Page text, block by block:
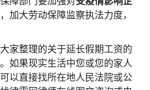
加大劳动保障监察执法力度，
家整理的关于延长假期工资的
如果现实生活中您或您的家人
以直接找所在地人民法院或公